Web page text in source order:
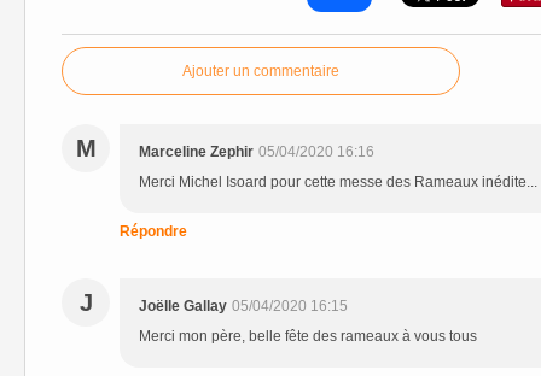
Ajouter un commentaire
M Marceline Zephir 05/04/2020 16:16
Merci Michel Isoard pour cette messe des Rameaux
Répondre
J Joëlle Gallay 05/04/2020 16:15
Merci mon père, belle fête des rameaux à vous tous